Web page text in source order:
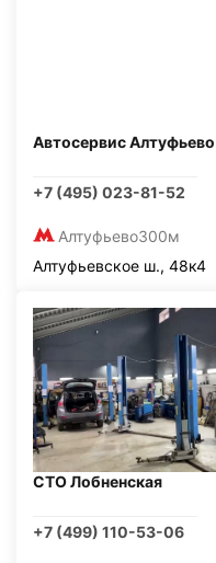
Автосервис Алтуфьево
+7 (495) 023-81-52
Алтуфьево300м
Алтуфьевское ш., 48к4
СТО Лобненская
+7 (499) 110-53-06